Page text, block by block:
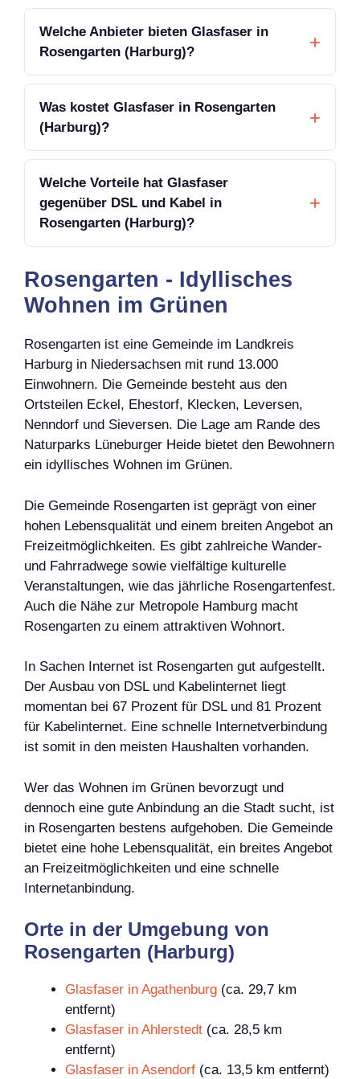
Welche Anbieter bieten Glasfaser in
Rosengarten (Harburg)?
Was kostet Glasfaser in Rosengarten
(Harburg)?
Welche Vorteile hat Glasfaser
gegenüber DSL und Kabel in
Rosengarten (Harburg)?
Rosengarten - Idyllisches
Wohnen im Grünen
Rosengarten ist eine Gemeinde im Landkreis
Harburg in Niedersachsen mit rund 13.000
Einwohnern. Die Gemeinde besteht aus den
Ortsteilen Eckel, Ehestorf, Klecken, Leversen,
Nenndorf und Sieversen. Die Lage am Rande des
Naturparks Lüneburger Heide bietet den Bewohnern
ein idyllisches Wohnen im Grünen.
Die Gemeinde Rosengarten ist geprägt von einer
hohen Lebensqualität und einem breiten Angebot an
Freizeitmöglichkeiten. Es gibt zahlreiche Wander-
und Fahrradwege sowie vielfältige kulturelle
Veranstaltungen, wie das jährliche Rosengartenfest.
Auch die Nähe zur Metropole Hamburg macht
Rosengarten zu einem attraktiven Wohnort.
In Sachen Internet ist Rosengarten gut aufgestellt.
Der Ausbau von DSL und Kabelinternet liegt
momentan bei 67 Prozent für DSL und 81 Prozent
für Kabelinternet. Eine schnelle Internetverbindung
ist somit in den meisten Haushalten vorhanden.
Wer das Wohnen im Grünen bevorzugt und
dennoch eine gute Anbindung an die Stadt sucht, ist
in Rosengarten bestens aufgehoben. Die Gemeinde
bietet eine hohe Lebensqualität, ein breites Angebot
an Freizeitmöglichkeiten und eine schnelle
Internetanbindung.
Orte in der Umgebung von
Rosengarten (Harburg)
Glasfaser in Agathenburg (ca. 29,7 km
entfernt)
Glasfaser in Ahlerstedt (ca. 28,5 km
entfernt)
Glasfaser in Asendorf (ca. 13,5 km entfernt)